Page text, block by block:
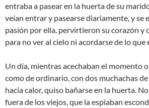
entraba a pasear en la huerta de su
veían entrar y pasearse diariamente, y se
pasión por ella, pervirtieron su corazón y
para no ver al cielo ni acordarse de lo que
Un día, mientras acechaban el momento
como de ordinario, con dos muchachas
hacía calor, quiso bañarse en la huerta.
fuera de los viejos, que la espiaban